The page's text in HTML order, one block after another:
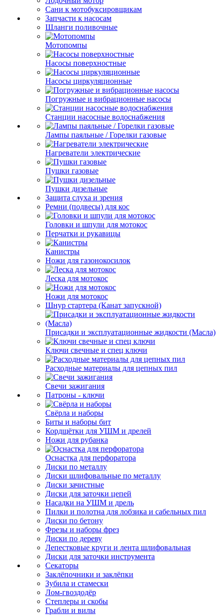
Сани к мотобуксировщикам
Запчасти к насосам
Шланги поливочные
Мотопомпы
Насосы поверхностные
Насосы циркуляционные
Погружные и вибрационные насосы
Станции насосные водоснабжения
Лампы паяльные / Горелки газовые
Нагреватели электрические
Пушки газовые
Пушки дизельные
Защита слуха и зрения
Ремни (подвесы) для кос
Головки и шпули для мотокос
Перчатки и рукавицы
Канистры
Ножи для газонокосилок
Леска для мотокос
Ножи для мотокос
Шнур стартера (Канат запускной)
Присадки и эксплуатационные жидкости (Масла)
Ключи свечные и спец ключи
Расходные материалы для цепных пил
Свечи зажигания
Патроны - ключи
Свёрла и наборы
Биты и наборы бит
Кордщётки для УШМ и дрелей
Ножи для рубанка
Оснастка для перфоратора
Диски по металлу
Диски шлифовальные по металлу
Диски зачистные
Диски для заточки цепей
Насадки на УШМ и дрель
Пилки и полотна для лобзика и сабельных пил
Диски по бетону
Фрезы и наборы фрез
Диски по дереву
Лепестковые круги и лента шлифовальная
Диски для заточки инструмента
Секаторы
Заклёпочники и заклёпки
Зубила и стамески
Лом-гвоздодёр
Степлеры и скобы
Грабли и вилы